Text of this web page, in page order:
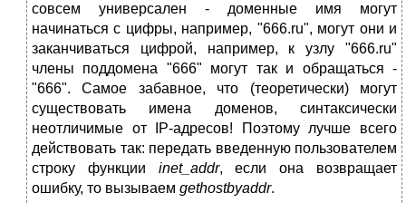
совсем универсален - доменные имя могут
начинаться с цифры, например, "666.ru", могут они и
заканчиваться цифрой, например, к узлу "666.ru"
члены поддомена "666" могут так и обращаться -
"666". Самое забавное, что (теоретически) могут
существовать имена доменов, синтаксически
неотличимые от IP-адресов! Поэтому лучше всего
действовать так: передать введенную пользователем
строку функции inet_addr, если она возвращает
ошибку, то вызываем gethostbyaddr.